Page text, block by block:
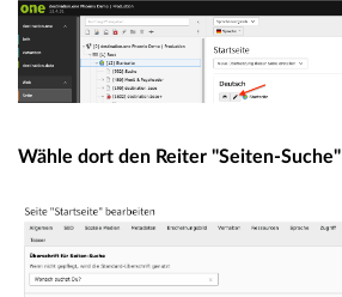
Wähle dort den Reiter "Seiten-Suche"